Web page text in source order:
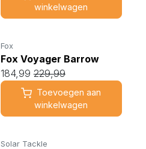
winkelwagen
Fox
Fox Voyager Barrow
184,99 229,99
Toevoegen aan
winkelwagen
Solar Tackle